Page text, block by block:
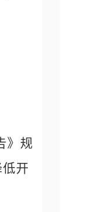
》规
开